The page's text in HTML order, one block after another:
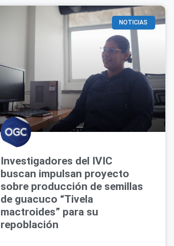
NOTICIAS
Investigadores del IVIC
buscan impulsan proyecto
sobre producción de semillas
de guacuco “Tivela
mactroides” para su
repoblación